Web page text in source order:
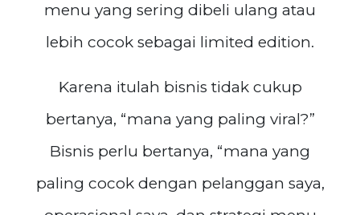
menu yang sering dibeli ulang atau
lebih cocok sebagai limited edition.
Karena itulah bisnis tidak cukup
bertanya, “mana yang paling viral?”
Bisnis perlu bertanya, “mana yang
paling cocok dengan pelanggan saya,